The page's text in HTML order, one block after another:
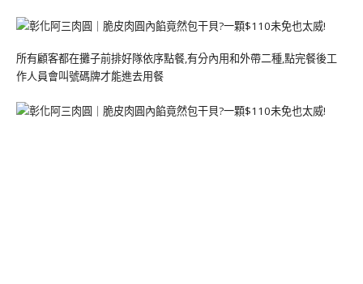
所有顧客都在攤子前排好隊依序點餐,有分內用和外帶二種,點完餐後工
作人員會叫號碼牌才能進去用餐